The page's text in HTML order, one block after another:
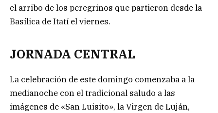
el arribo de los peregrinos que partieron desde la
Basílica de Itatí el viernes.
JORNADA CENTRAL
La celebración de este domingo comenzaba a la
medianoche con el tradicional saludo a las
imágenes de «San Luisito», la Virgen de Luján,